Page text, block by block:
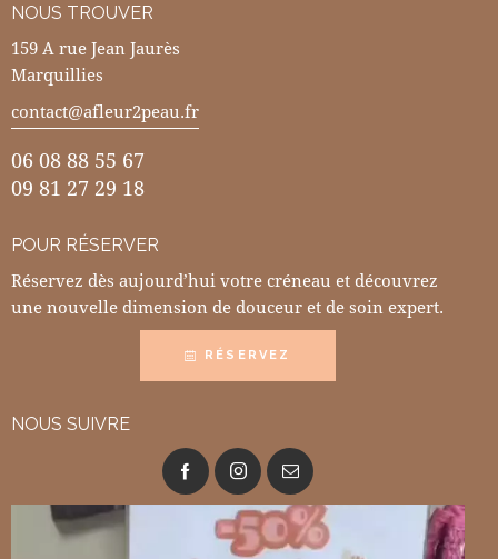
NOUS TROUVER
159 A rue Jean Jaurès
Marquillies
contact@afleur2peau.fr
06 08 88 55 67
09 81 27 29 18
POUR RÉSERVER
Réservez dès aujourd’hui votre créneau et découvrez
une nouvelle dimension de douceur et de soin expert.
RÉSERVEZ
NOUS SUIVRE